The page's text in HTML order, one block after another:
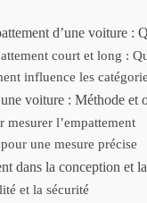
d’une voiture :
court et long :
influence les
voiture : Méthode et
mesurer l’empattement
une mesure précise
dans la conception et
et la sécurité